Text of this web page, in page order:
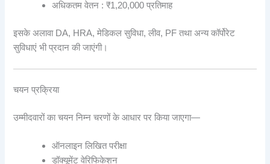
अधिकतम वेतन : ₹1,20,000 प्रतिमाह
इसके अलावा DA, HRA, मेडिकल सुविधा, लीव, PF तथा अन्य कॉर्पोरेट
सुविधाएं भी प्रदान की जाएंगी।
चयन प्रक्रिया
उम्मीदवारों का चयन निम्न चरणों के आधार पर किया जाएगा—
ऑनलाइन लिखित परीक्षा
डॉक्यूमेंट वेरिफिकेशन